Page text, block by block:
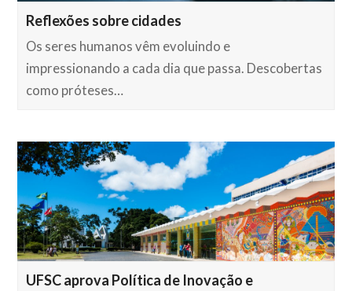
Reflexões sobre cidades
Os seres humanos vêm evoluindo e
impressionando a cada dia que passa. Descobertas
como próteses…
UFSC aprova Política de Inovação e